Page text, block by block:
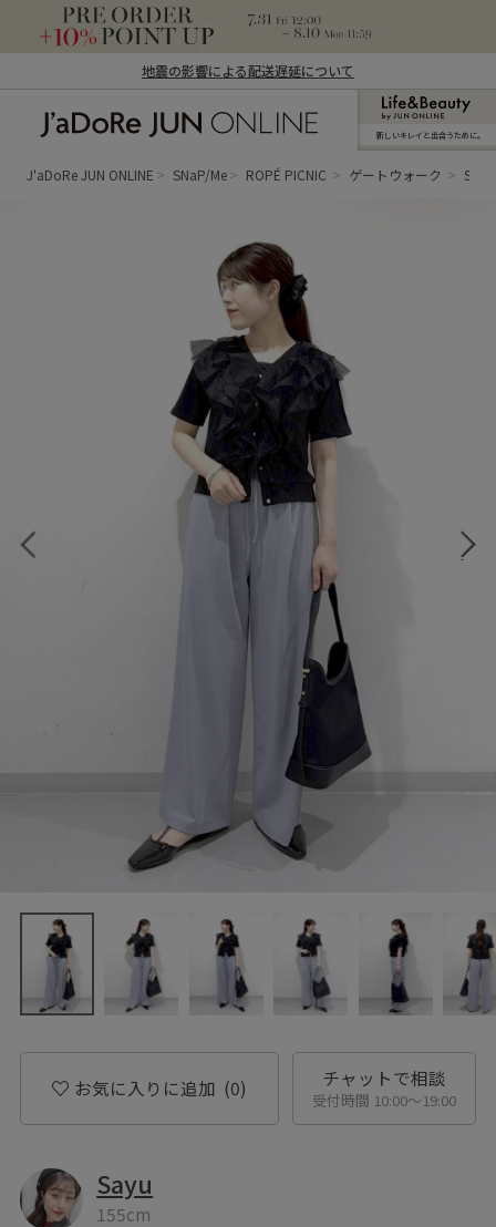
地震の影響による配送遅延について
ン オンライン）
新しいキレイと出合うために。
J'aDoRe JUN ONLINE SNaP/Me ROPÉ PICNIC ゲートウォーク Sayu
お気に入りに追加 (0) チャットで相談
受付時間 10:00〜19:00
Sayu
155cm